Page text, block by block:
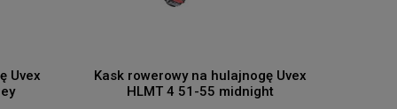
Uvex
Kask rowerowy na hulajnogę Uvex
HLMT 4 51-55 midnight